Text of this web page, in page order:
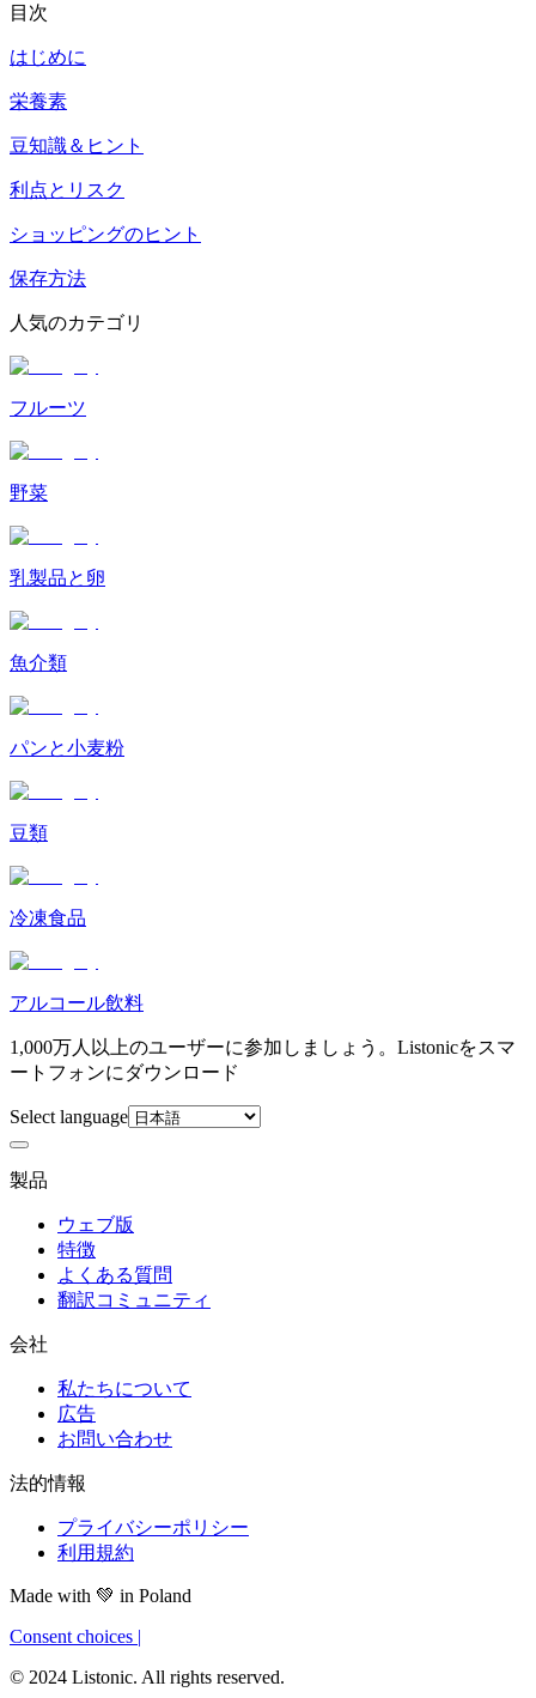
目次
はじめに
栄養素
豆知識＆ヒント
利点とリスク
ショッピングのヒント
保存方法
人気のカテゴリ
フルーツ
野菜
乳製品と卵
魚介類
パンと小麦粉
豆類
冷凍食品
アルコール飲料
1,000万人以上のユーザーに参加しましょう。Listonicをスマ
ートフォンにダウンロード
Select language
製品
ウェブ版
特徴
よくある質問
翻訳コミュニティ
会社
私たちについて
広告
お問い合わせ
法的情報
プライバシーポリシー
利用規約
Made with 💚 in Poland
Consent choices |
© 2024 Listonic. All rights reserved.